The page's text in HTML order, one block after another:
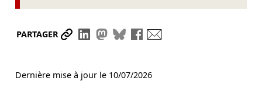
PARTAGER Partager le lien
Partager sur LinkedIn
Partager sur Mastodon
Partager sur Bluesky
Partager sur Facebook
Dernière mise à jour le 10/07/2026